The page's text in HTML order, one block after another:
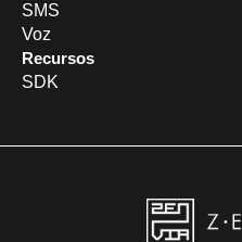
SMS
Voz
Recursos
SDK